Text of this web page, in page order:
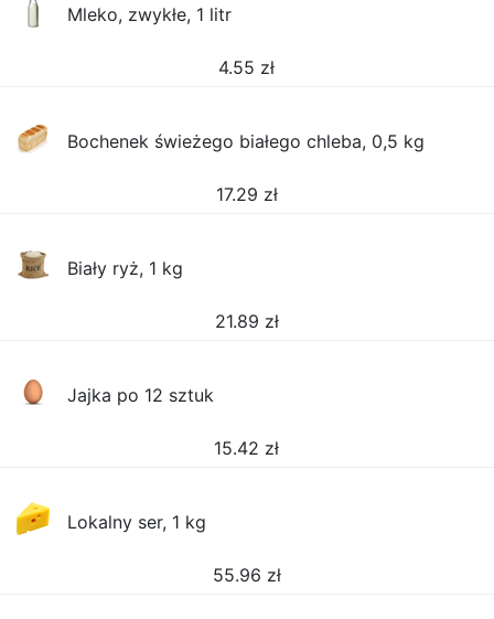
Mleko, zwykłe, 1 litr
4.55 zł
Bochenek świeżego białego chleba, 0,5 kg
17.29 zł
Biały ryż, 1 kg
21.89 zł
Jajka po 12 sztuk
15.42 zł
Lokalny ser, 1 kg
55.96 zł